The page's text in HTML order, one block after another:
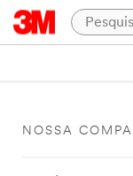
NOSSA